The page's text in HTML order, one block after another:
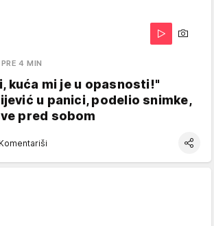
PRE 4 MIN
kuća mi je u opasnosti!"
u panici, podelio snimke,
pred sobom
Komentariši